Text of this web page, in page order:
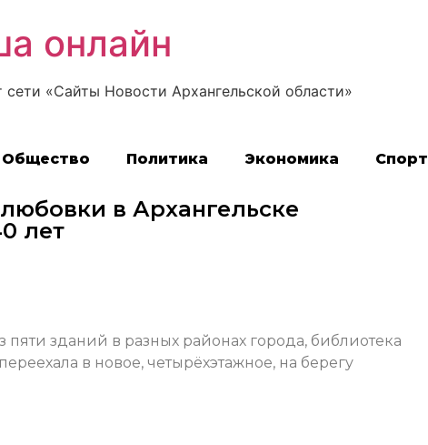
онлайн
«Сайты Новости Архангельской области»
Общество Политика Экономика Спорт
в Архангельске
лет
пяти зданий в разных районах города, библиотека
в новое, четырёхэтажное, на берегу